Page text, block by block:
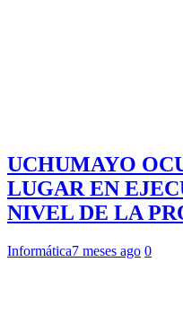
UCHUMAYO
LUGAR EN
NIVEL DE LA
Informática7 meses ago 0